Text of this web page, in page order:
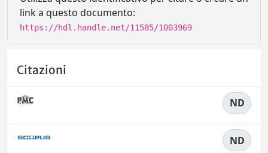
link a questo documento:
https://hdl.handle.net/11585/1003969
Citazioni
ND
ND